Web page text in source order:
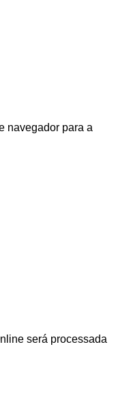
navegador para a
será processada